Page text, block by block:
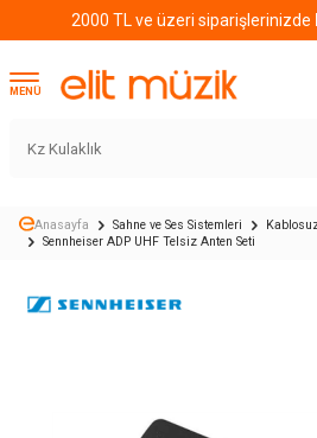
2000 TL ve üzeri siparişlerinizde
MENÜ
Anasayfa Sahne ve Ses Sistemleri
Sennheiser ADP UHF Telsiz Anten Seti